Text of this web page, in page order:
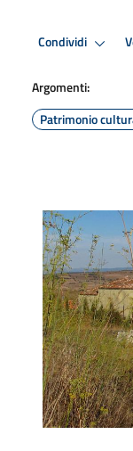
Condividi
Argomenti:
Patrimonio